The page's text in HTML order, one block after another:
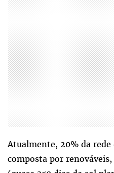
Atualmente, 20% da rede
composta por